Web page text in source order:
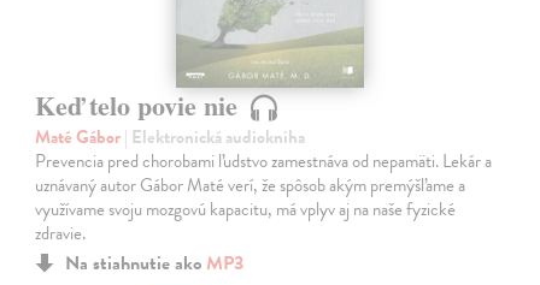
Keď telo povie nie
Maté Gábor| Elektronická audiokniha
Prevencia pred chorobami ľudstvo zamestnáva od nepamäti. Lekár a
uznávaný autor Gábor Maté verí, že spôsob akým premýšľame a
využívame svoju mozgovú kapacitu, má vplyv aj na naše fyzické
zdravie.
Na stiahnutie ako MP3